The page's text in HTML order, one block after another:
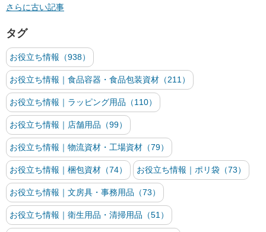
さらに古い記事
タグ
お役立ち情報（938）
お役立ち情報｜食品容器・食品包装資材（211）
お役立ち情報｜ラッピング用品（110）
お役立ち情報｜店舗用品（99）
お役立ち情報｜物流資材・工場資材（79）
お役立ち情報｜梱包資材（74） お役立ち情報｜ポリ袋（73）
お役立ち情報｜文房具・事務用品（73）
お役立ち情報｜衛生用品・清掃用品（51）